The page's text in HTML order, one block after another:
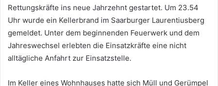
Rettungskräfte ins neue Jahrzehnt gestartet. Um 23.54
Uhr wurde ein Kellerbrand im Saarburger Laurentiusberg
gemeldet. Unter dem beginnenden Feuerwerk und dem
Jahreswechsel erlebten die Einsatzkräfte eine nicht
alltägliche Anfahrt zur Einsatzstelle.
Im Keller eines Wohnhauses hatte sich Müll und Gerümpel